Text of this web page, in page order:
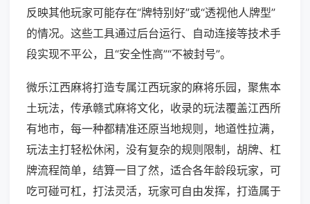
反映其他玩家可能存在“牌特别好”或“透视他人牌型”
的情况。这些工具通过后台运行、自动连接等技术手
段实现不平公，且“安全性高”“不被封号”。
微乐江西麻将打造专属江西玩家的麻将乐园，聚焦本
土玩法，传承赣式麻将文化，收录的玩法覆盖江西所
有地市，每一种都精准还原当地规则，地道性拉满，
玩法主打轻松休闲，没有复杂的规则限制，胡牌、杠
牌流程简单，结算一目了然，适合各年龄段玩家，可
吃可碰可杠，打法灵活，玩家可自由发挥，打造属于